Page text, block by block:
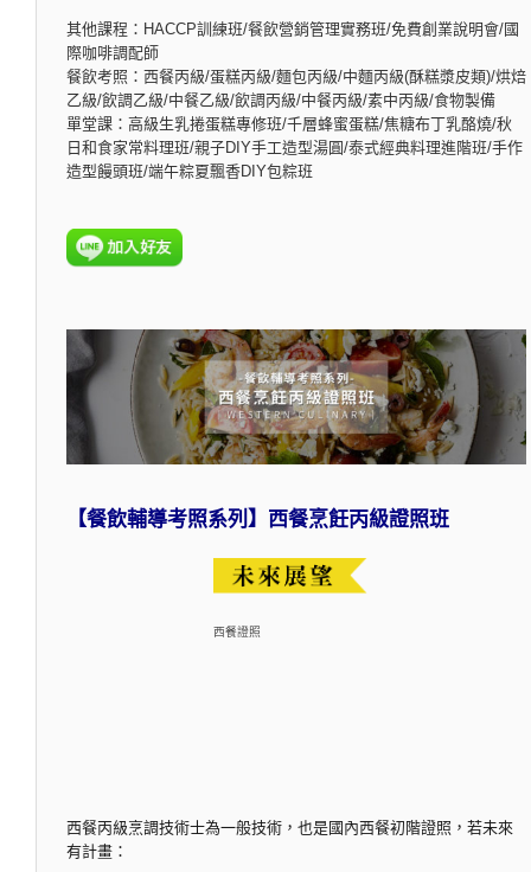
其他課程：HACCP訓練班/餐飲營銷管理實務班/免費創業說明會/國
際咖啡調配師
餐飲考照：西餐丙級/蛋糕丙級/麵包丙級/中麵丙級(酥糕漿皮類)/烘焙
乙級/飲調乙級/中餐乙級/飲調丙級/中餐丙級/素中丙級/食物製備
單堂課：高級生乳捲蛋糕專修班/千層蜂蜜蛋糕/焦糖布丁乳酪燒/秋
日和食家常料理班/親子DIY手工造型湯圓/泰式經典料理進階班/手作
造型饅頭班/端午粽夏飄香DIY包粽班
【餐飲輔導考照系列】西餐烹飪丙級證照班
西餐證照
西餐丙級烹調技術士為一般技術，也是國內西餐初階證照，若未來
有計畫：